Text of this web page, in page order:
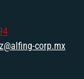
corp.mx